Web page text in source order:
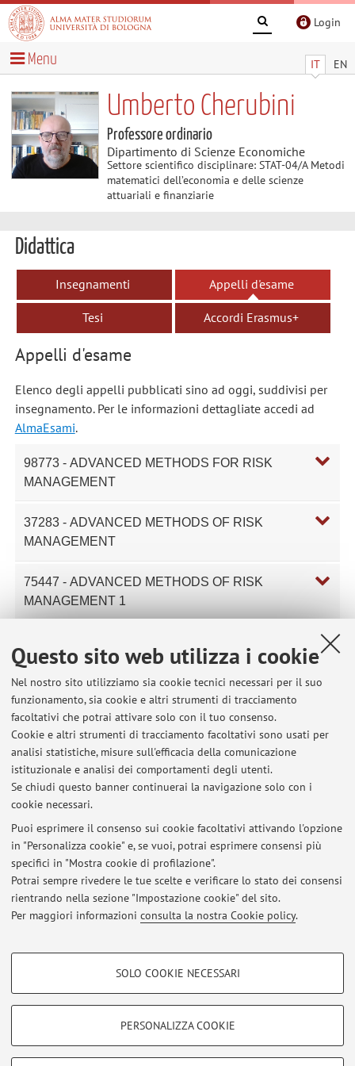
Questo sito web utilizza i cookie
Nel nostro sito utilizziamo sia cookie tecnici necessari per il suo
funzionamento, sia cookie e altri strumenti di tracciamento
facoltativi che potrai attivare solo con il tuo consenso.
Cookie e altri strumenti di tracciamento facoltativi sono usati per
analisi statistiche, misure sull'efficacia della comunicazione
istituzionale e analisi dei comportamenti degli utenti.
Se chiudi questo banner continuerai la navigazione solo con i
cookie necessari.
Puoi esprimere il consenso sui cookie facoltativi attivando l'opzione
in "Personalizza cookie" e, se vuoi, potrai esprimere consensi più
specifici in "Mostra cookie di profilazione".
Potrai sempre rivedere le tue scelte e verificare lo stato dei consensi
rientrando nella sezione "Impostazione cookie" del sito.
Per maggiori informazioni consulta la nostra Cookie policy.
COOKIE DI PROFILAZIONE - FACOLTATIVI
SOLO COOKIE NECESSARI
PERSONALIZZA COOKIE
Login
IT EN
Menu
Umberto Cherubini
Professore ordinario
Dipartimento di Scienze Economiche
Settore scientifico disciplinare: STAT-04/A Metodi
matematici dell’economia e delle scienze
attuariali e finanziarie
Didattica
Insegnamenti Appelli d'esame
Tesi Accordi Erasmus+
Appelli d'esame
Elenco degli appelli pubblicati sino ad oggi, suddivisi per
insegnamento. Per le informazioni dettagliate accedi ad
AlmaEsami.
98773 - ADVANCED METHODS FOR RISK
MANAGEMENT
37283 - ADVANCED METHODS OF RISK
MANAGEMENT
75447 - ADVANCED METHODS OF RISK
MANAGEMENT 1
95662 - INTRODUCTION TO MACHINE
LEARNING
B2217 - MACROFINANCE
97473 - MACROFINANZA
Ultimi avvisi
Al momento non sono presenti avvisi.
Area riservata
Accedi tramiteloginper gestire tutti i contenuti del sito.